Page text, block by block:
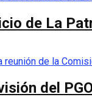
de La
del